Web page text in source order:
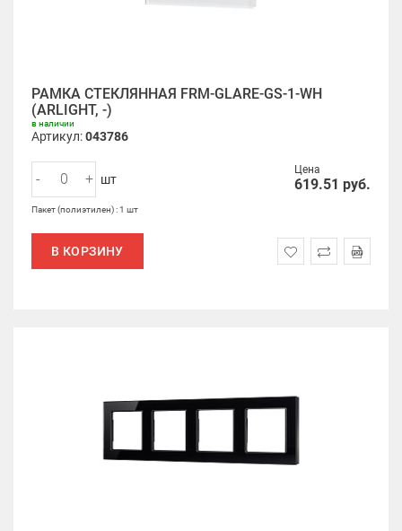
РАМКА СТЕКЛЯННАЯ FRM-GLARE-GS-1-WH
(ARLIGHT, -)
в наличии
Артикул:043786
Цена
619.51 руб.
- + шт
Пакет (полиэтилен) : 1 шт
В КОРЗИНУ